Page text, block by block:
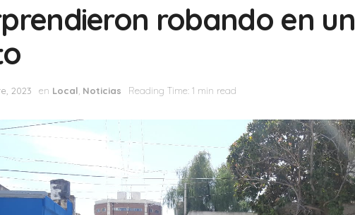
robando en un
2023 en Local Noticias Reading Time: 1 min read